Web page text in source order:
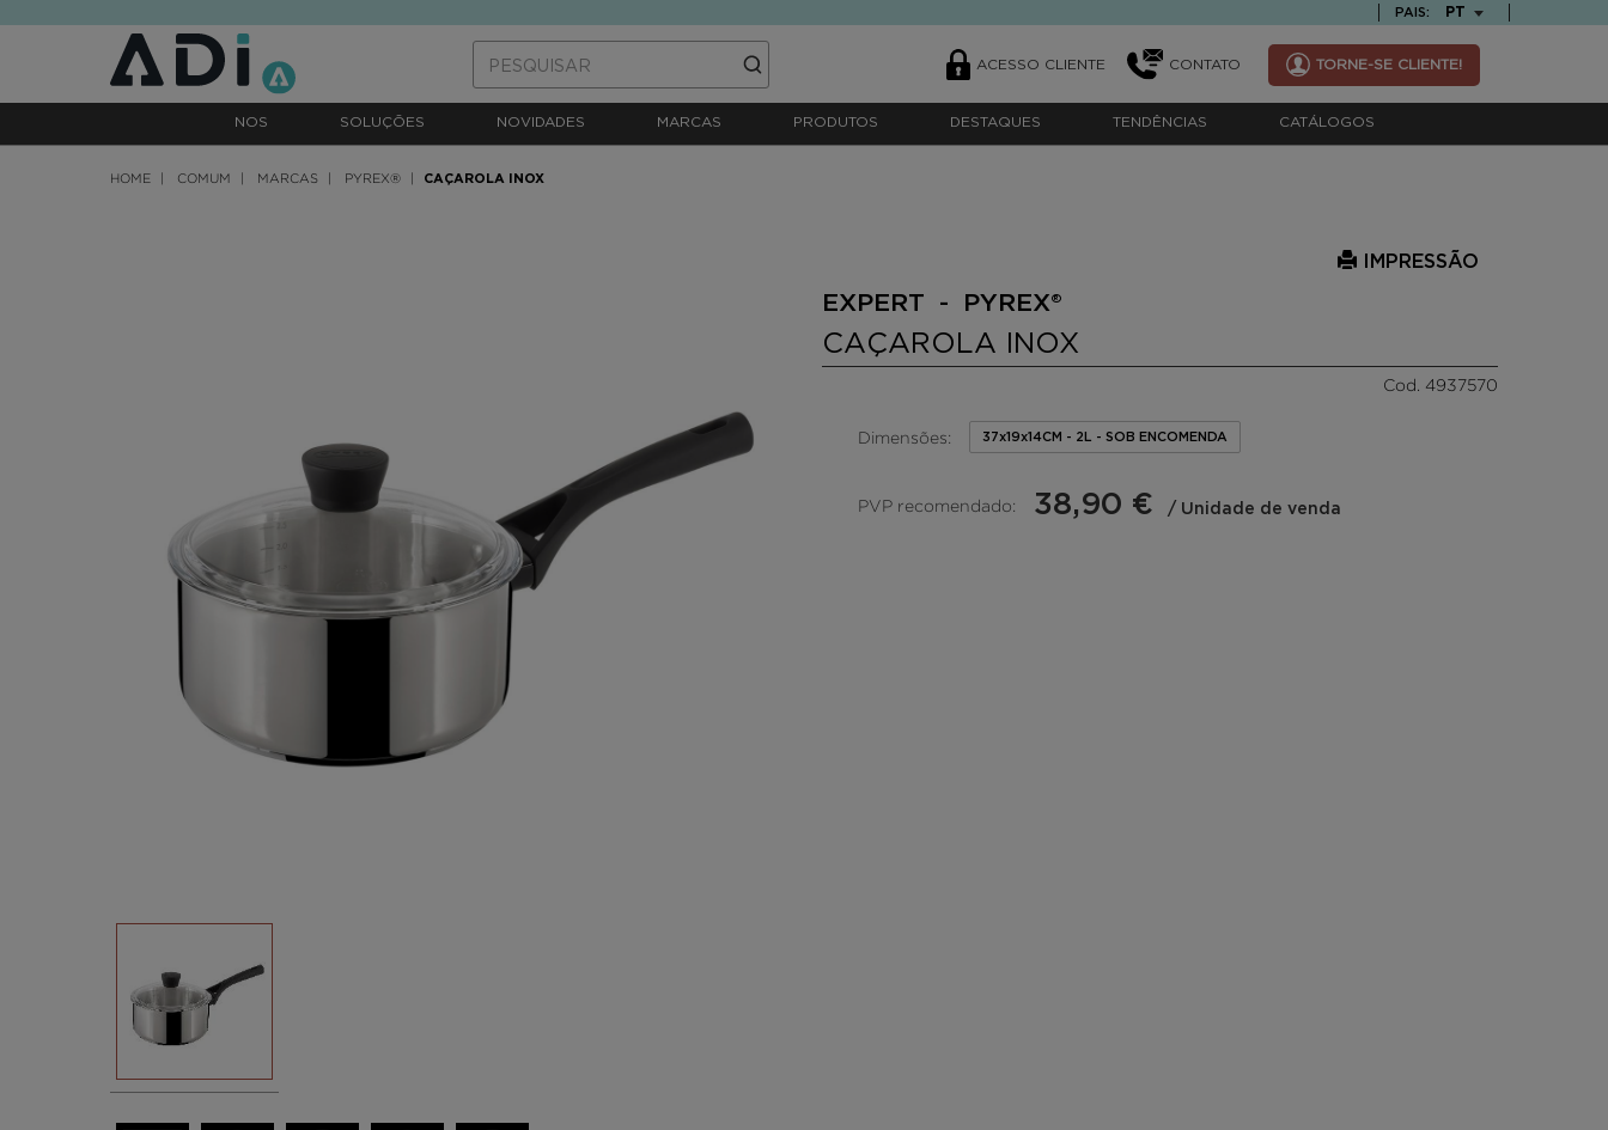
PAIS: TEXT.LANGUAGE
PT
ACESSO CLIENTE CONTATO TORNE-SE CLIENTE!
NOS SOLUÇÕES NOVIDADES MARCAS PRODUTOS DESTAQUES TENDÊNCIAS CATÁLOGOS
HOME COMUM MARCAS PYREX® CAÇAROLA INOX
IMPRESSÃO
EXPERT - PYREX®
CAÇAROLA INOX
Cod. 4937570
Dimensões: 37x19x14CM - 2L - SOB ENCOMENDA
PVP recomendado: 38,90 € / Unidade de venda